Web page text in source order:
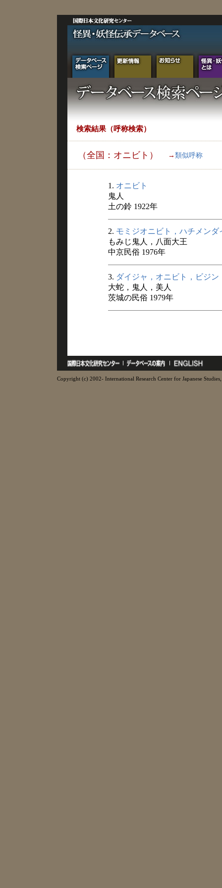
検索結果（呼称検索）
（全国：オニビト） → 類似呼称
1. オニビト
鬼人
土の鈴 1922年
2. モミジオニビト，ハチメンダ
もみじ鬼人，八面大王
中京民俗 1976年
3. ダイジャ，オニビト，ビジン
大蛇，鬼人，美人
茨城の民俗 1979年
Copyright (c) 2002- International Research Center for Japanese